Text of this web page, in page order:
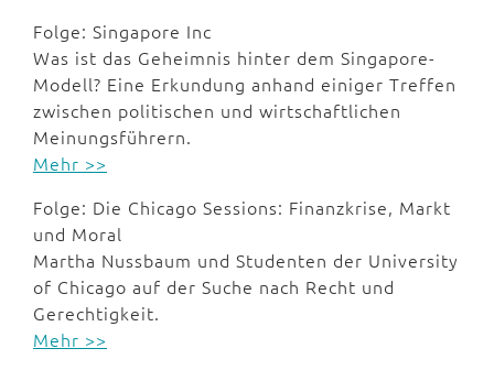
Folge: Singapore Inc
Was ist das Geheimnis hinter dem Singapore-
Modell? Eine Erkundung anhand einiger Treffen
zwischen politischen und wirtschaftlichen
Meinungsführern.
Mehr >>
Folge: Die Chicago Sessions: Finanzkrise, Markt
und Moral
Martha Nussbaum und Studenten der University
of Chicago auf der Suche nach Recht und
Gerechtigkeit.
Mehr >>